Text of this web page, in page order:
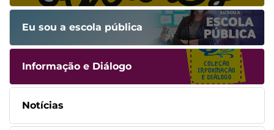
Eu sou a escola pública
Informação e Diálogo
Notícias